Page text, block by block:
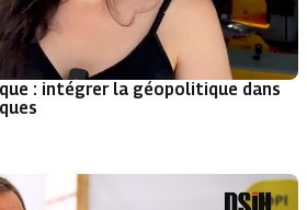
: intégrer la géopolitique dans